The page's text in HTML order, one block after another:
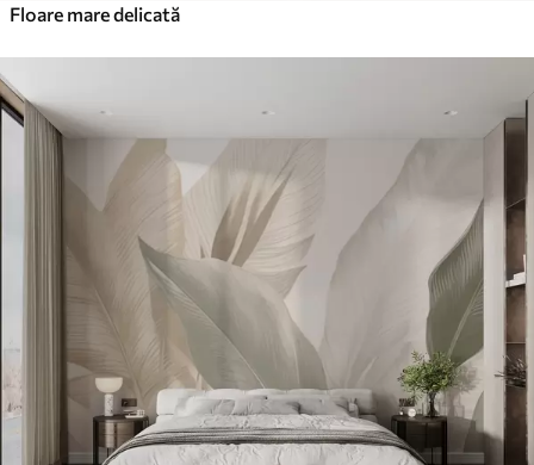
Floare mare delicată